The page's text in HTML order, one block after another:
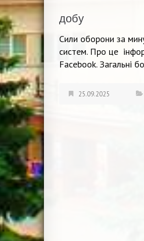
добу
Сили оборони за
систем. Про це
Facebook. Загальні
25.09.2025